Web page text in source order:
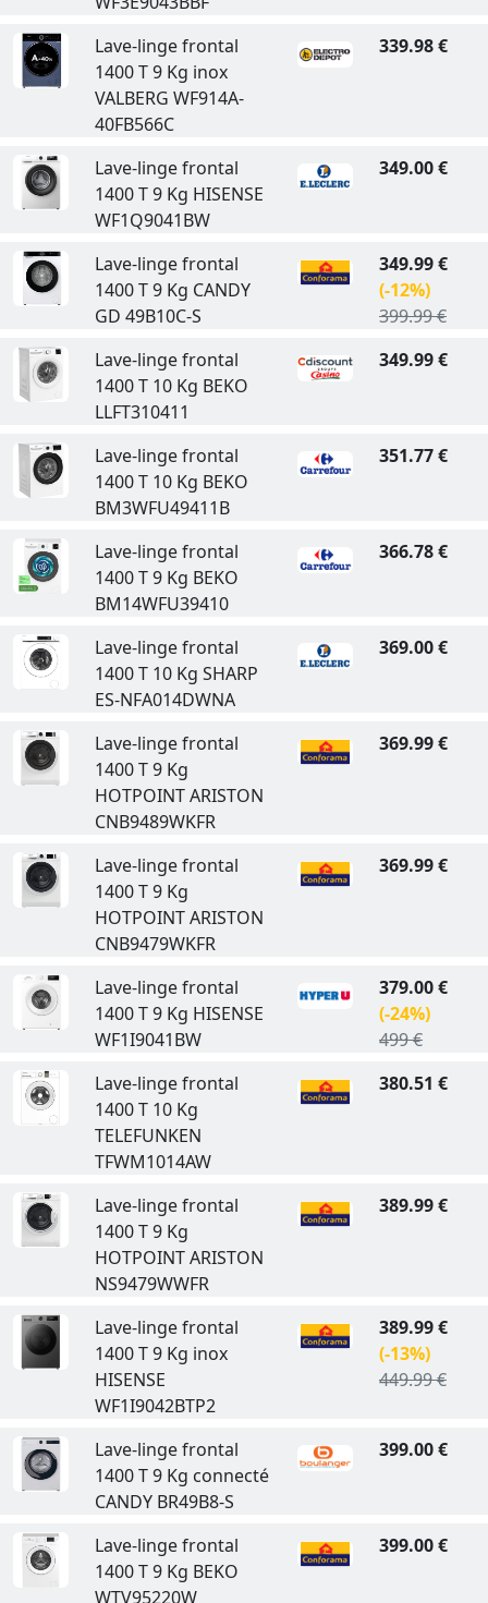
Lave-linge frontal
1400 T 9 Kg inox
VALBERG WF914A-
40FB566C
339.98 €
Lave-linge frontal
1400 T 9 Kg HISENSE
WF1Q9041BW
349.00 €
Lave-linge frontal
1400 T 9 Kg CANDY
GD 49B10C-S
349.99 €
(-12%)
399.99 €
Lave-linge frontal
1400 T 10 Kg BEKO
LLFT310411
349.99 €
Lave-linge frontal
1400 T 10 Kg BEKO
BM3WFU49411B
351.77 €
Lave-linge frontal
1400 T 9 Kg BEKO
BM14WFU39410
366.78 €
Lave-linge frontal
1400 T 10 Kg SHARP
ES-NFA014DWNA
369.00 €
Lave-linge frontal
1400 T 9 Kg
HOTPOINT ARISTON
CNB9489WKFR
369.99 €
Lave-linge frontal
1400 T 9 Kg
HOTPOINT ARISTON
CNB9479WKFR
369.99 €
Lave-linge frontal
1400 T 9 Kg HISENSE
WF1I9041BW
379.00 €
(-24%)
499 €
Lave-linge frontal
1400 T 10 Kg
TELEFUNKEN
TFWM1014AW
380.51 €
Lave-linge frontal
1400 T 9 Kg
HOTPOINT ARISTON
NS9479WWFR
389.99 €
Lave-linge frontal
1400 T 9 Kg inox
HISENSE
WF1I9042BTP2
389.99 €
(-13%)
449.99 €
Lave-linge frontal
1400 T 9 Kg connecté
CANDY BR49B8-S
399.00 €
Lave-linge frontal
1400 T 9 Kg BEKO
WTV95220W
399.00 €